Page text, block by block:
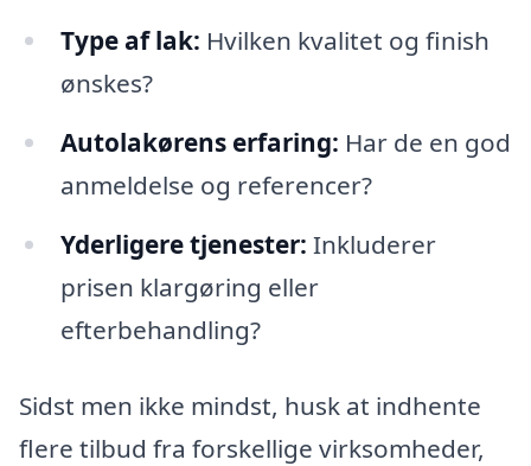
Type af lak: Hvilken kvalitet og finish
ønskes?
Autolakørens erfaring: Har de en god
anmeldelse og referencer?
Yderligere tjenester: Inkluderer
prisen klargøring eller
efterbehandling?
Sidst men ikke mindst, husk at indhente
flere tilbud fra forskellige virksomheder,